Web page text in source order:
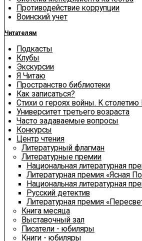
Противодействие коррупции
Воинский учет
Читателям
Подкасты
Клубы
Экскурсии
Я Читаю
Пространство библиотеки
Как записаться?
Стихи о героях войны. К
Университет третьего возраста
Часто задаваемые вопросы
Конкурсы
Центр чтения
Литературный флагман
Литературные премии
Национальная литературная
Литературная премия «Ясная
Национальная литературная
Русский детектив
Литературная премия
Книга месяца
Выставочный зал
Писатели - юбиляры
Книги - юбиляры